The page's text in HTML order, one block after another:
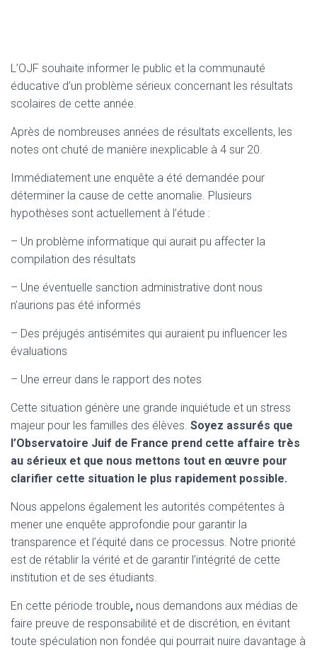
L’OJF souhaite informer le public et la communauté
éducative d’un problème sérieux concernant les résultats
scolaires de cette année.
Après de nombreuses années de résultats excellents, les
notes ont chuté de manière inexplicable à 4 sur 20.
Immédiatement une enquête a été demandée pour
déterminer la cause de cette anomalie. Plusieurs
hypothèses sont actuellement à l’étude :
– Un problème informatique qui aurait pu affecter la
compilation des résultats
– Une éventuelle sanction administrative dont nous
n’aurions pas été informés
– Des préjugés antisémites qui auraient pu influencer les
évaluations
– Une erreur dans le rapport des notes
Cette situation génère une grande inquiétude et un stress
majeur pour les familles des élèves. Soyez assurés que
l’Observatoire Juif de France prend cette affaire très
au sérieux et que nous mettons tout en œuvre pour
clarifier cette situation le plus rapidement possible.
Nous appelons également les autorités compétentes à
mener une enquête approfondie pour garantir la
transparence et l’équité dans ce processus. Notre priorité
est de rétablir la vérité et de garantir l’intégrité de cette
institution et de ses étudiants.
En cette période trouble, nous demandons aux médias de
faire preuve de responsabilité et de discrétion, en évitant
toute spéculation non fondée qui pourrait nuire davantage à